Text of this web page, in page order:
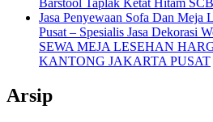
Barstool Taplak Ketat Hitam
Jasa Penyewaan Sofa Dan Meja
Pusat – Spesialis Jasa Dekorasi
SEWA MEJA LESEHAN
KANTONG JAKARTA PUSAT
Arsip